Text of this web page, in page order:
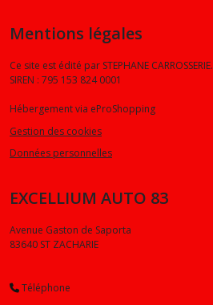
Mentions légales
Ce site est édité par STEPHANE CARROSSERIE.
SIREN : 795 153 824 0001
Hébergement via eProShopping
Gestion des cookies
Données personnelles
EXCELLIUM AUTO 83
Avenue Gaston de Saporta
83640 ST ZACHARIE
Téléphone